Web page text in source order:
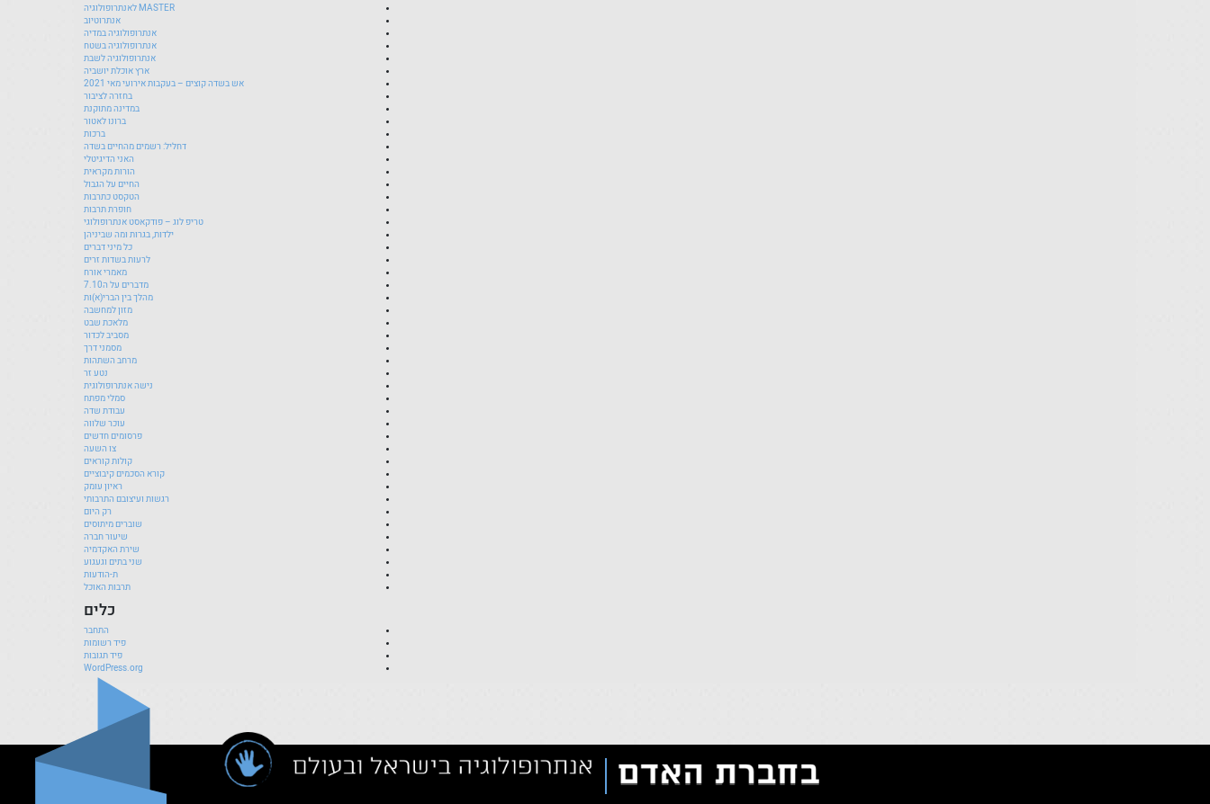
MASTER לאנתרופולוגיה
אנתרוטיוב
אנתרופולוגיה במדיה
אנתרופולוגיה בשטח
אנתרופולוגיה לשבת
ארץ אוכלת יושביה
אש בשדה קוצים – בעקבות אירועי מאי 2021
בחזרה לציבור
במדינה מתוקנת
ברונו לאטור
ברכות
דחליל: רשמים מהחיים בשדה
האני הדיגיטלי
הורות מקראית
החיים על הגבול
הטקסט כתרבות
חופרת תרבות
טריפ לוג – פודקאסט אנתרופולוגי
ילדות, בגרות ומה שביניהן
כל מיני דברים
לרעות בשדות זרים
מאמרי אורח
מדברים על ה7.10
מהלך בין הברי(א)ות
מזון למחשבה
מלאכת שבט
מסביב לכדור
מסמני דרך
מרחב השתהות
נטע זר
נישה אנתרופולוגית
סמלי מפתח
עבודת שדה
עוכר שלווה
פרסומים חדשים
צו השעה
קולות קוראים
קורא הסכמים קיבוציים
ראיון עומק
רגשות ועיצובם התרבותי
רק היום
שוברים מיתוסים
שיעור חברה
שירת האקדמיה
שני בתים וגעגוע
ת-הודעות
תרבות האוכל
כלים
התחבר
פיד רשומות
פיד תגובות
WordPress.org